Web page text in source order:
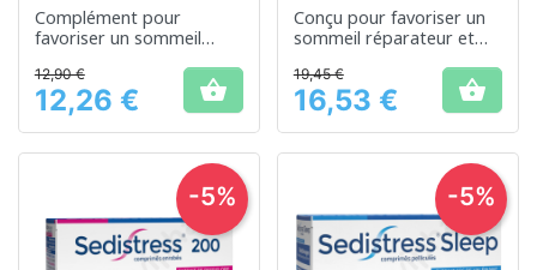
Complément pour
favoriser un sommeil
Prix
12,90 €
12,26 € 
Conçu pour favoriser un
sommeil réparateur et
Prix
19,45 €
16,53 € 
-5% -5%